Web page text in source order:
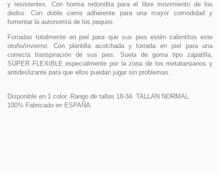
y resistentes. Con horma redondita para el libre movimiento de los
dedos. Con doble cierre adherente para una mayor comodidad y
fomentar la autonomía de los peques.
Forradas totalmente en piel para que sus pies estén calentitos este
otoño/invierno. Con plantilla acolchada y forrada en piel para una
correcta transpiración de sus pies. Suela de goma tipo zapatilla,
SÚPER FLEXIBLE especialmente por la zona de los metatarsianos y
antideslizante para que ellos puedan jugar sin problemas.
Disponible en 1 color. Rango de tallas 18-34. TALLAN NORMAL.
100% Fabricado en ESPAÑA.